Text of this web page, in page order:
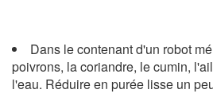
Dans le contenant d'un robot
poivrons, la coriandre, le cumin,
l'eau. Réduire en purée lisse un